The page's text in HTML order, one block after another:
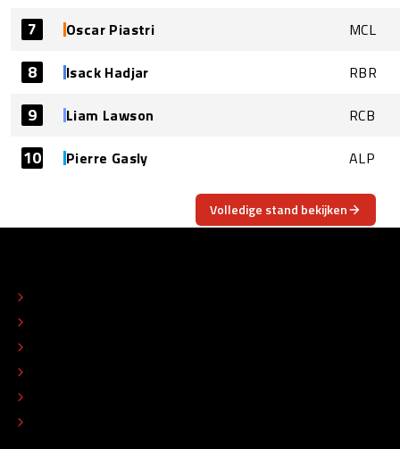
7 Oscar Piastri MCL
8 Isack Hadjar RBR
9 Liam Lawson RCB
10 Pierre Gasly ALP
Volledige stand bekijken